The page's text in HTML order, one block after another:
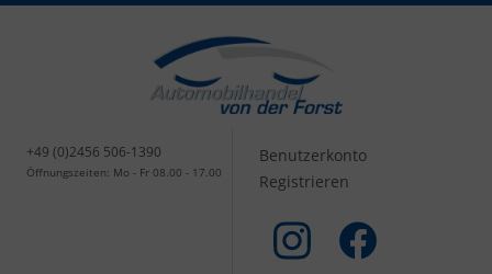
+49 (0)2456 506-1390
Öffnungszeiten: Mo - Fr 08.00 - 17.00
Benutzerkonto
Registrieren